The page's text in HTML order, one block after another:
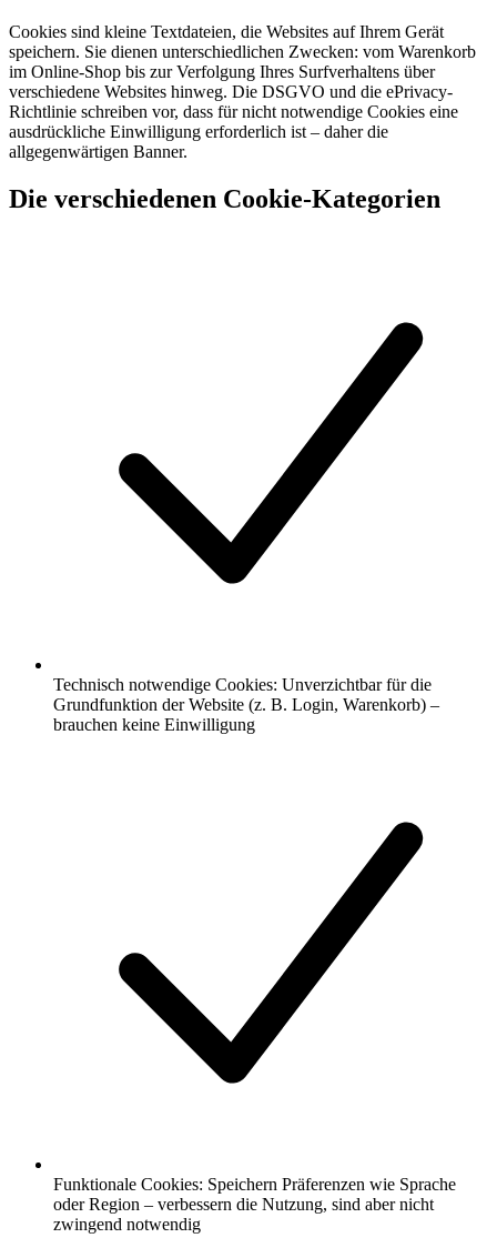
Cookies sind kleine Textdateien, die Websites auf Ihrem Gerät
speichern. Sie dienen unterschiedlichen Zwecken: vom Warenkorb
im Online-Shop bis zur Verfolgung Ihres Surfverhaltens über
verschiedene Websites hinweg. Die DSGVO und die ePrivacy-
Richtlinie schreiben vor, dass für nicht notwendige Cookies eine
ausdrückliche Einwilligung erforderlich ist – daher die
allgegenwärtigen Banner.
Die verschiedenen Cookie-Kategorien
Technisch notwendige Cookies: Unverzichtbar für die
Grundfunktion der Website (z. B. Login, Warenkorb) –
brauchen keine Einwilligung
Funktionale Cookies: Speichern Präferenzen wie Sprache
oder Region – verbessern die Nutzung, sind aber nicht
zwingend notwendig